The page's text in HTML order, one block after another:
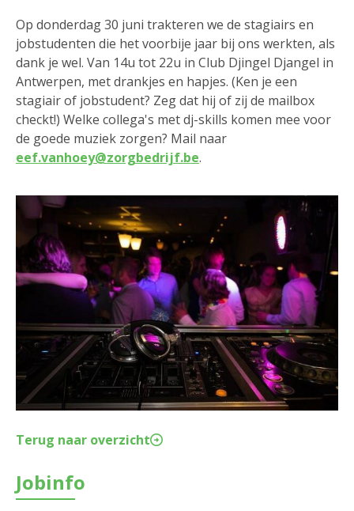
Op donderdag 30 juni trakteren we de stagiairs en
jobstudenten die het voorbije jaar bij ons werkten, als
dank je wel. Van 14u tot 22u in Club Djingel Djangel in
Antwerpen, met drankjes en hapjes. (Ken je een
stagiair of jobstudent? Zeg dat hij of zij de mailbox
checkt!) Welke collega's met dj-skills komen mee voor
de goede muziek zorgen? Mail naar
eef.vanhoey@zorgbedrijf.be.
Terug naar overzicht
Jobinfo